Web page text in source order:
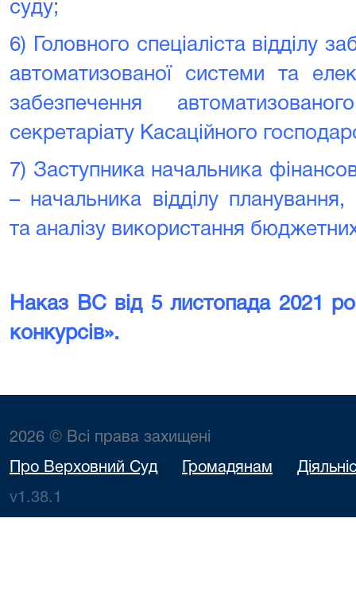
суду;
6)
Головного спеціаліста відділу
автоматизованої системи та
забезпечення
секретаріату Касаційного
7) Заступника начальника
– начальника відділу
та аналізу використання
Наказ ВС від 5 листопада 2021
конкурсів».
2026 © Всі права захищені
Про Верховний Суд Громадянам
v1.38.1